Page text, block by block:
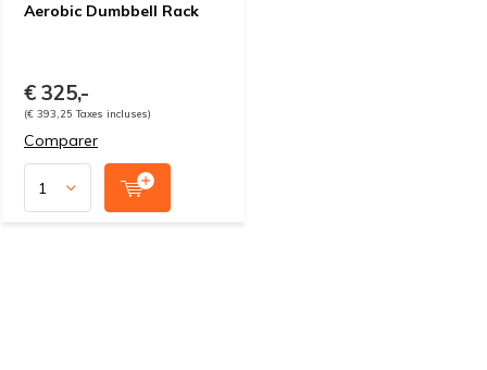
Aerobic Dumbbell Rack
€ 325,-
(€ 393,25 Taxes incluses)
Comparer